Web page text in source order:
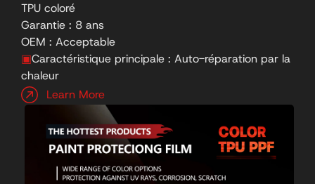
TPU coloré
Garantie : 8 ans
OEM : Acceptable
▣Caractéristique principale : Auto-réparation par la
chaleur
Learn More